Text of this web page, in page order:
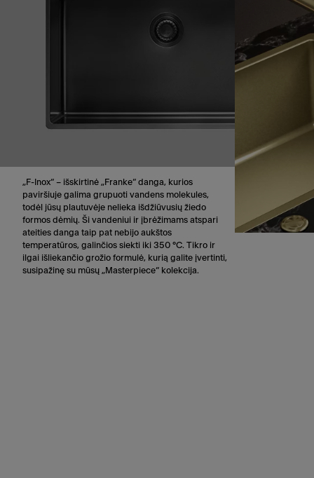
„F-Inox“ – išskirtinė „Franke“ danga, kurios
paviršiuje galima grupuoti vandens molekules,
todėl jūsų plautuvėje nelieka išdžiūvusių žiedo
formos dėmių. Ši vandeniui ir įbrėžimams atspari
ateities danga taip pat nebijo aukštos
temperatūros, galinčios siekti iki 350 °C. Tikro ir
ilgai išliekančio grožio formulė, kurią galite įvertinti,
susipažinę su mūsų „Masterpiece“ kolekcija.